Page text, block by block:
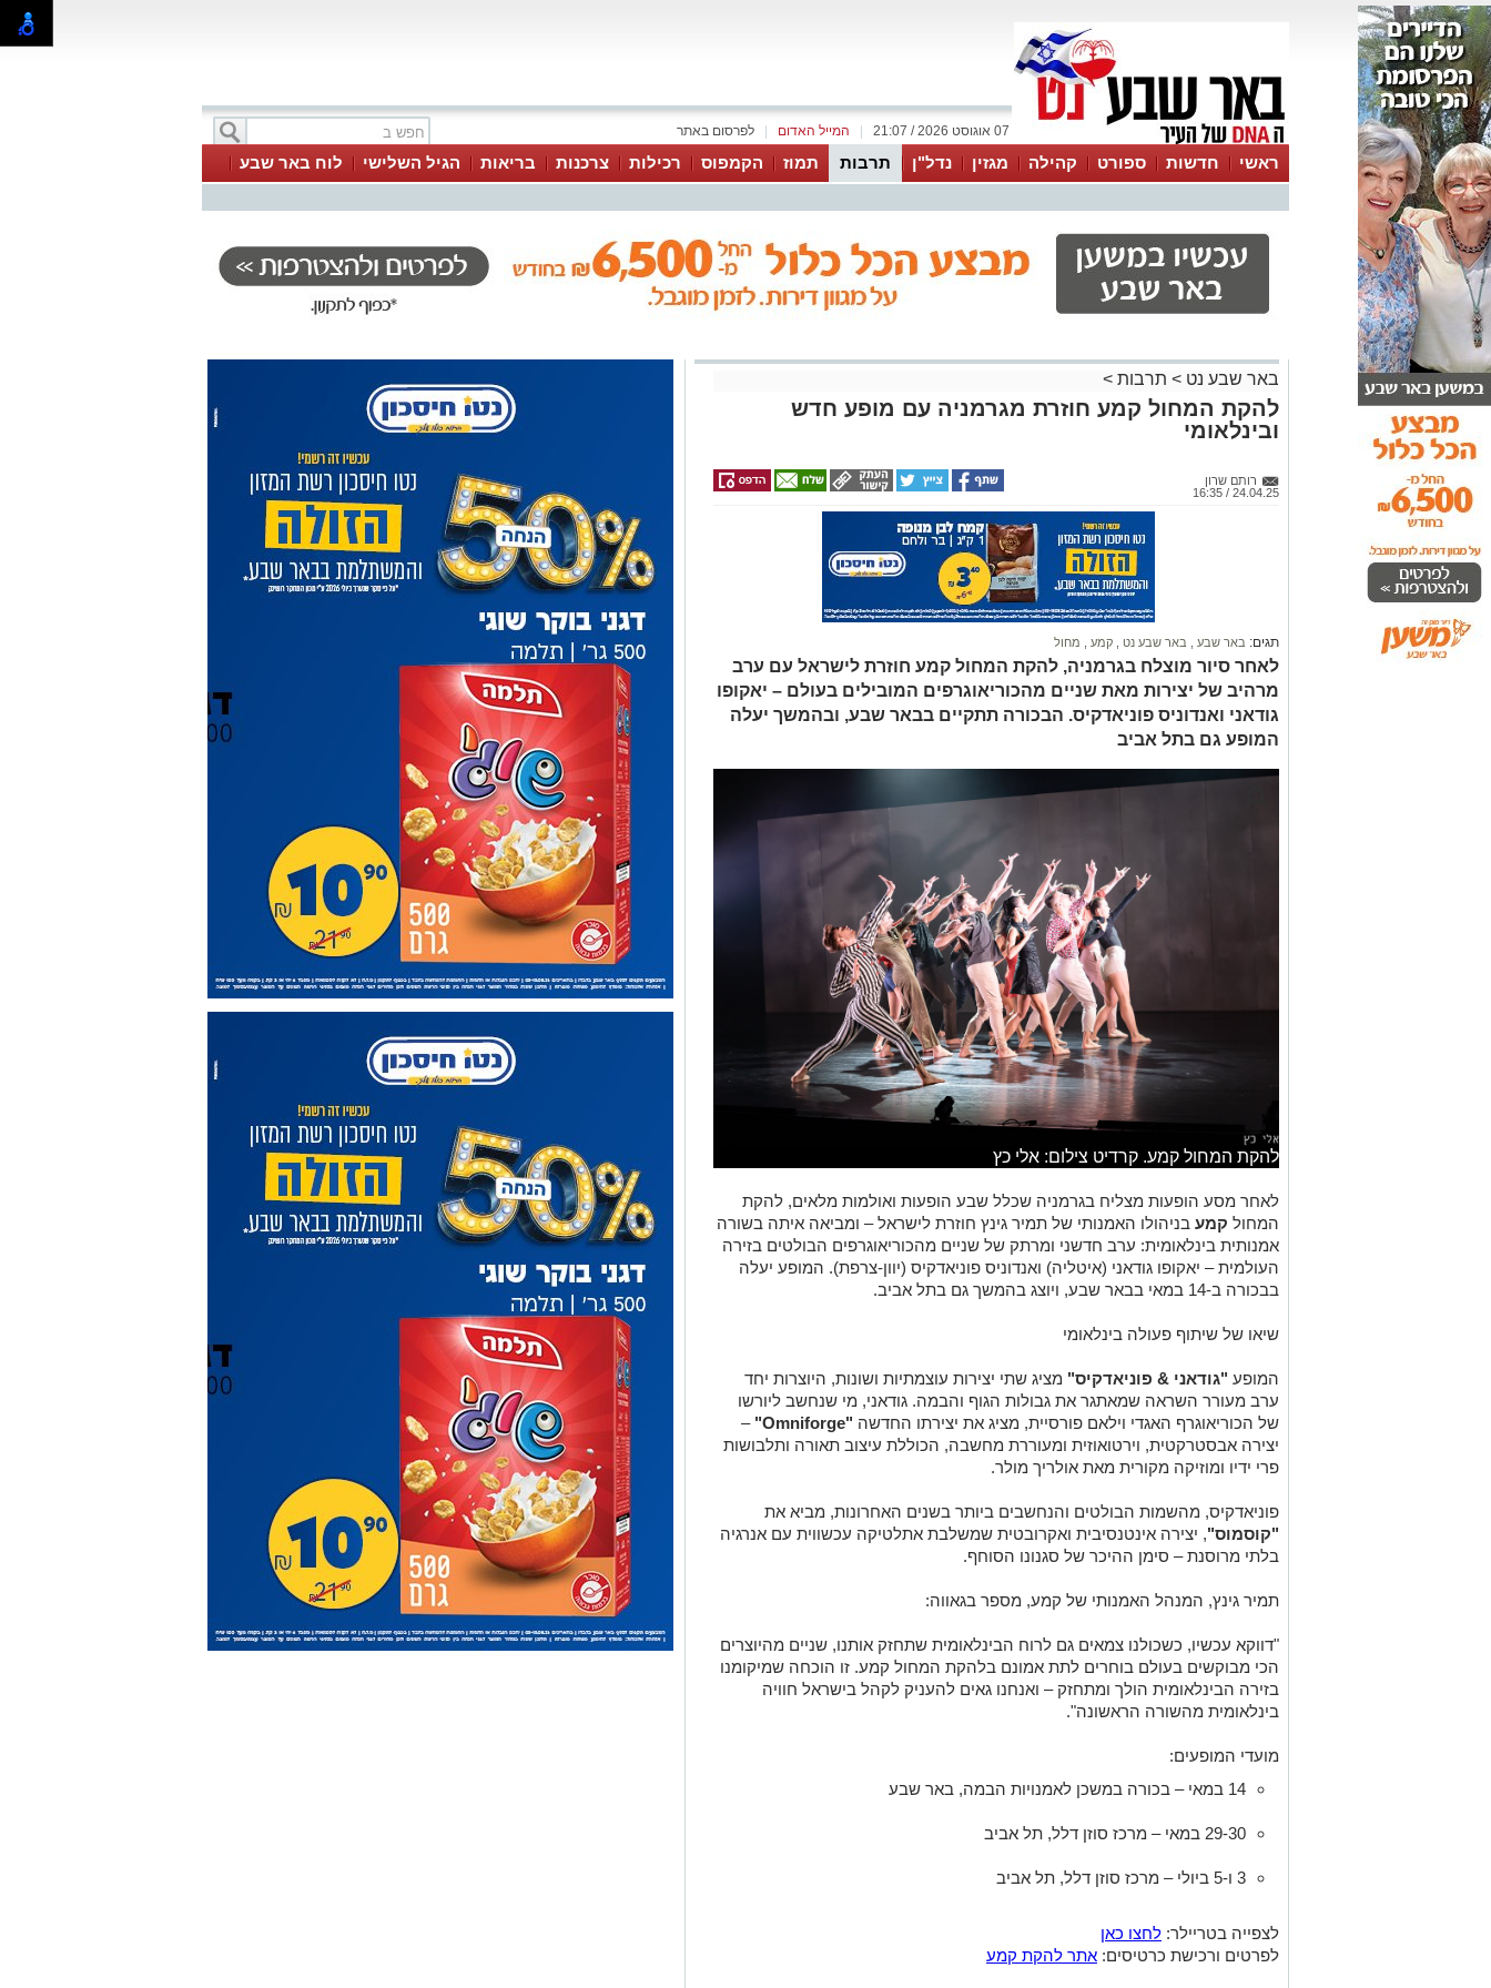
לפרסום באתר המייל האדום 07 אוגוסט 2026 / 21:07
ראשי חדשות ספורט קהילה מגזין נדל"ן תרבות תמוז הקמפוס רכילות צרכנות בריאות הגיל השלישי
לוח באר שבע
באר שבע נט > תרבות >
להקת המחול קמע חוזרת מגרמניה עם מופע חדש
ובינלאומי
רותם שרון
24.04.25 / 16:35
תגים: באר שבע באר שבע נט קמע מחול
לאחר סיור מוצלח בגרמניה, להקת המחול קמע חוזרת לישראל עם ערב
מרהיב של יצירות מאת שניים מהכוריאוגרפים המובילים בעולם – יאקופו
גודאני ואנדוניס פוניאדקיס. הבכורה תתקיים בבאר שבע, ובהמשך יעלה
המופע גם בתל אביב
להקת המחול קמע. קרדיט צילום: אלי כץ
לאחר מסע הופעות מצליח בגרמניה שכלל שבע הופעות ואולמות מלאים, להקת
המחול קמע בניהולו האמנותי של תמיר גינץ חוזרת לישראל – ומביאה איתה בשורה
אמנותית בינלאומית: ערב חדשני ומרתק של שניים מהכוריאוגרפים הבולטים בזירה
העולמית – יאקופו גודאני (איטליה) ואנדוניס פוניאדקיס (יוון-צרפת). המופע יעלה
בבכורה ב-14 במאי בבאר שבע, ויוצג בהמשך גם בתל אביב.
שיאו של שיתוף פעולה בינלאומי
המופע "גודאני & פוניאדקיס" מציג שתי יצירות עוצמתיות ושונות, היוצרות יחד
ערב מעורר השראה שמאתגר את גבולות הגוף והבמה. גודאני, מי שנחשב ליורשו
של הכוריאוגרף האגדי וילאם פורסיית, מציג את יצירתו החדשה "Omniforge"
–
יצירה אבסטרקטית, וירטואוזית ומעוררת מחשבה, הכוללת עיצוב תאורה ותלבושות
פרי ידיו ומוזיקה מקורית מאת אולריך מולר.
פוניאדקיס, מהשמות הבולטים והנחשבים ביותר בשנים האחרונות, מביא את
"קוסמוס", יצירה אינטנסיבית ואקרובטית שמשלבת אתלטיקה עכשווית עם אנרגיה
בלתי מרוסנת – סימן ההיכר של סגנונו הסוחף.
תמיר גינץ, המנהל האמנותי של קמע, מספר בגאווה:
"דווקא עכשיו, כשכולנו צמאים גם לרוח הבינלאומית שתחזק אותנו, שניים מהיוצרים
הכי מבוקשים בעולם בוחרים לתת אמונם בלהקת המחול קמע. זו הוכחה שמיקומנו
בזירה הבינלאומית הולך ומתחזק – ואנחנו גאים להעניק לקהל בישראל חוויה
בינלאומית מהשורה הראשונה".
מועדי המופעים:
14 במאי – בכורה במשכן לאמנויות הבמה, באר שבע
29-30 במאי – מרכז סוזן דלל, תל אביב
3 ו-5 ביולי – מרכז סוזן דלל, תל אביב
לצפייה בטריילר: לחצו כאן
לפרטים ורכישת כרטיסים: אתר להקת קמע